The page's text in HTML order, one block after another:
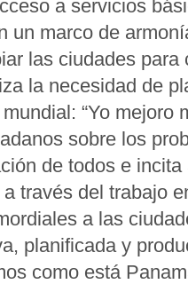
a servicios
un marco de
las ciudades para
la necesidad de
“Yo mejoro
sobre los
de todos e
través del trabajo
a las
planificada y
como está